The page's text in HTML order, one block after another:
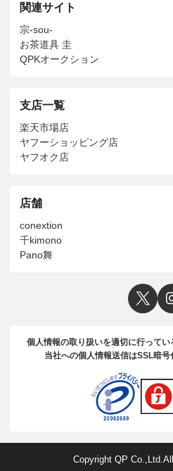
関連サイト
宗-sou-
お茶道具 圭
QPKオークション
支店一覧
楽天市場店
ヤフーショッピング店
ヤフオク店
店舗
conextion
千kimono
Pano舞
個人情報の取り扱いを適切に行ってい
当社への個人情報送信はSSL暗号
Copyright QP